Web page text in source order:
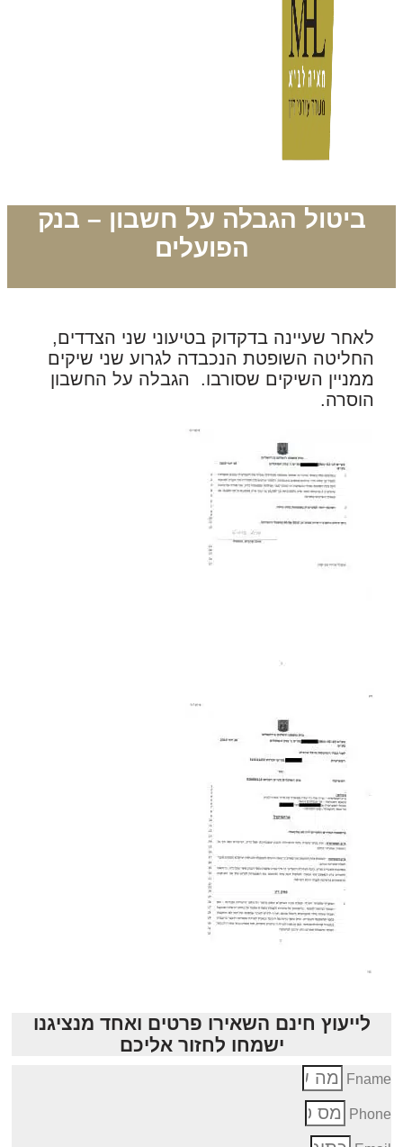
ביטול הגבלה על חשבון – בנק
הפועלים
לאחר שעיינה בדקדוק בטיעוני שני הצדדים,
החליטה השופטת הנכבדה לגרוע שני שיקים
ממניין השיקים שסורבו. הגבלה על החשבון
הוסרה.
לייעוץ חינם השאירו פרטים ואחד מנציגנו
ישמחו לחזור אליכם